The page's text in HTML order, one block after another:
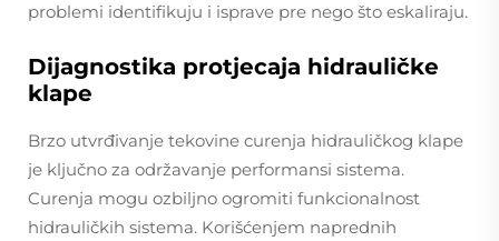
problemi identifikuju i isprave pre nego što eskaliraju.
Dijagnostika protjecaja hidrauličke
klape
Brzo utvrđivanje tekovine curenja hidrauličkog klape
je ključno za održavanje performansi sistema.
Curenja mogu ozbiljno ogromiti funkcionalnost
hidrauličkih sistema. Korišćenjem naprednih